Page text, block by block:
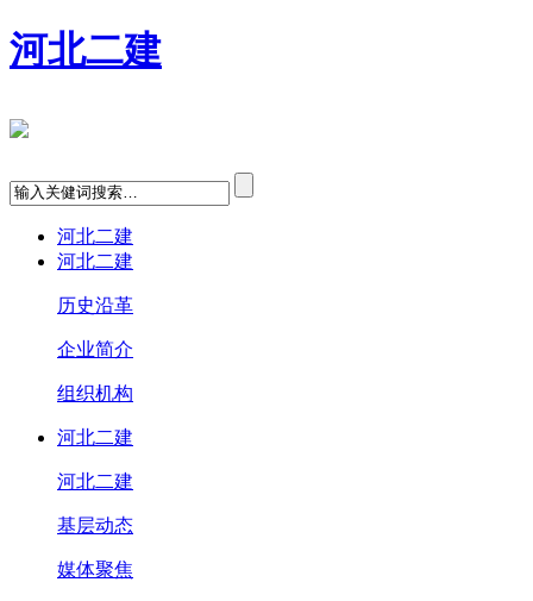
河北二建
河北二建
河北二建
历史沿革
企业简介
组织机构
河北二建
河北二建
基层动态
媒体聚焦